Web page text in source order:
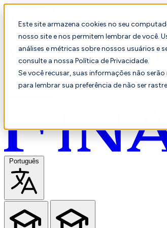
Este site armazena cookies no seu
nosso site e nos permitem lembrar de você.
análises e métricas sobre nossos usuários e
consulte a nossa Política de Privacidade.
Se você recusar, suas informações não
para lembrar sua preferência de não ser
Português